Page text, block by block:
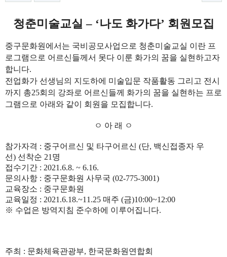
본문청춘미술교실– ‘나도 화가다’ 회원모집
중구문화원에서는 국비공모사업으로 청춘미술교실 이란 프
로그램으로 어르신들께서 못다 이룬 화가의 꿈을 실현하고자
합니다.
전업화가 선생님의 지도하에 미술입문 작품활동 그리고 전시
까지 총25회의 강좌로 어르신들께 화가의 꿈을 실현하는 프로
그램으로 아래와 같이 회원을 모집합니다.
ㅇ 아 래 ㅇ
참가자격 : 중구어르신 및 타구어르신 (단, 백신접종자 우
선) 선착순 21 명
접수기간 : 2021.6.8. ~ 6.16.
문의사항 : 중구문화원 사무국 (02-775-3001)
교육장소 : 중구문화원
교육일정 : 2021.6.18.~11.25 매주 (금)10:00~12:00
※ 수업은 방역지침 준수하에 이루어집니다.
주최 : 문화체육관광부, 한국문화원연합회